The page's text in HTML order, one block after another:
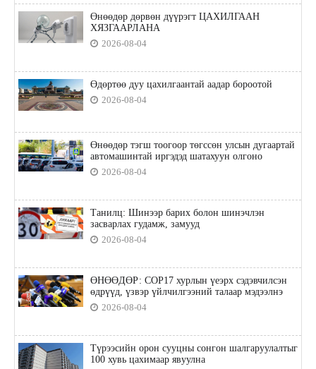
Өнөөдөр дөрвөн дүүрэгт ЦАХИЛГААН
ХЯЗГААРЛАНА
2026-08-04
Өдөртөө дуу цахилгаантай аадар бороотой
2026-08-04
Өнөөдөр тэгш тоогоор төгссөн улсын дугаартай
автомашинтай иргэдэд шатахуун олгоно
2026-08-04
Танилц: Шинээр барих болон шинэчлэн
засварлах гудамж, замууд
2026-08-04
ӨНӨӨДӨР: COP17 хурлын үеэрх сэдэвчилсэн
өдрүүд, үзвэр үйлчилгээний талаар мэдээлнэ
2026-08-04
Түрээсийн орон сууцны сонгон шалгаруулалтыг
100 хувь цахимаар явуулна